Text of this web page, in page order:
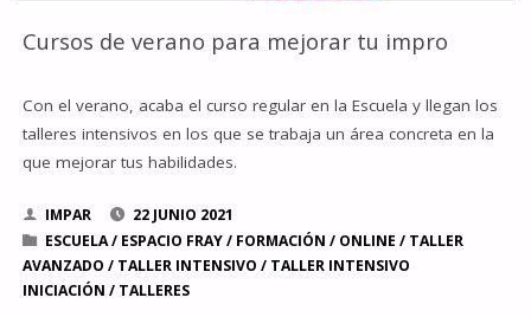
Cursos de verano para mejorar tu impro
Con el verano, acaba el curso regular en la Escuela y llegan los
talleres intensivos en los que se trabaja un área concreta en la
que mejorar tus habilidades.
IMPAR
22 JUNIO 2021
ESCUELA/ ESPACIO FRAY/ FORMACIÓN / ONLINE / TALLER
AVANZADO / TALLER INTENSIVO / TALLER INTENSIVO
INICIACIÓN / TALLERES